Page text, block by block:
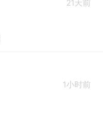
21天前
1小时前